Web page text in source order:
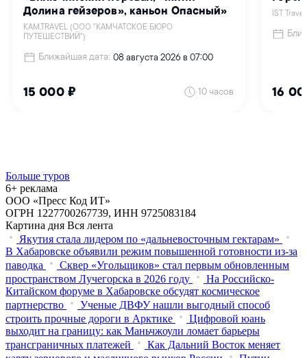
Больше туров
6+ реклама
ООО «Пресс Код ИТ»
ОГРН 1227700267739, ИНН 9725083184
Картина дня Вся лента
Якутия стала лидером по «дальневосточным гектарам»
В Хабаровске объявили режим повышенной готовности из‑за
паводка
Сквер «Угольщиков» стал первым обновленным
пространством Лучегорска в 2026 году
На Российско-
Китайском форуме в Хабаровске обсудят космическое
партнерство
Ученые ДВФУ нашли выгодный способ
строить прочные дороги в Арктике
Цифровой юань
выходит на границу: как Маньчжоули ломает барьеры
трансграничных платежей
Как Дальний Восток меняет